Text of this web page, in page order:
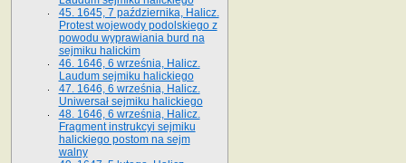
45. 1645, 7 października, Halicz.
Protest wojewody podolskiego z
powodu wyprawiania burd na
sejmiku halickim
46. 1646, 6 września, Halicz.
Laudum sejmiku halickiego
47. 1646, 6 września, Halicz.
Uniwersał sejmiku halickiego
48. 1646, 6 września, Halicz.
Fragment instrukcyi sejmiku
halickiego postom na sejm
walny